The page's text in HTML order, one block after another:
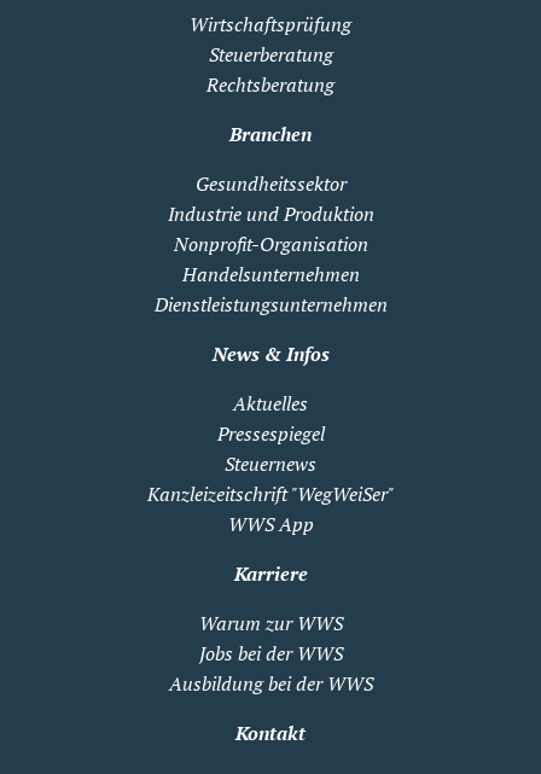
Wirtschaftsprüfung
Steuerberatung
Rechtsberatung
Branchen
Gesundheitssektor
Industrie und Produktion
Nonprofit-Organisation
Handelsunternehmen
Dienstleistungsunternehmen
News & Infos
Aktuelles
Pressespiegel
Steuernews
Kanzleizeitschrift "WegWeiSer"
WWS App
Karriere
Warum zur WWS
Jobs bei der WWS
Ausbildung bei der WWS
Kontakt